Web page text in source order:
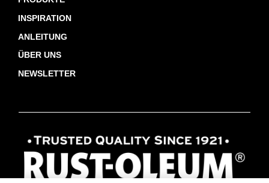
INSPIRATION
ANLEITUNG
ÜBER UNS
NEWSLETTER